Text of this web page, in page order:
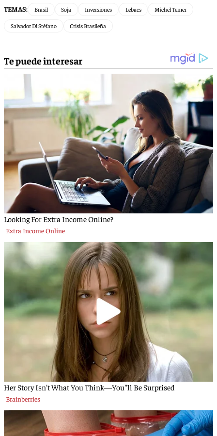
TEMAS: Brasil Soja Inversiones Lebacs Michel Temer
Salvador Di Stéfano Crisis Brasileña